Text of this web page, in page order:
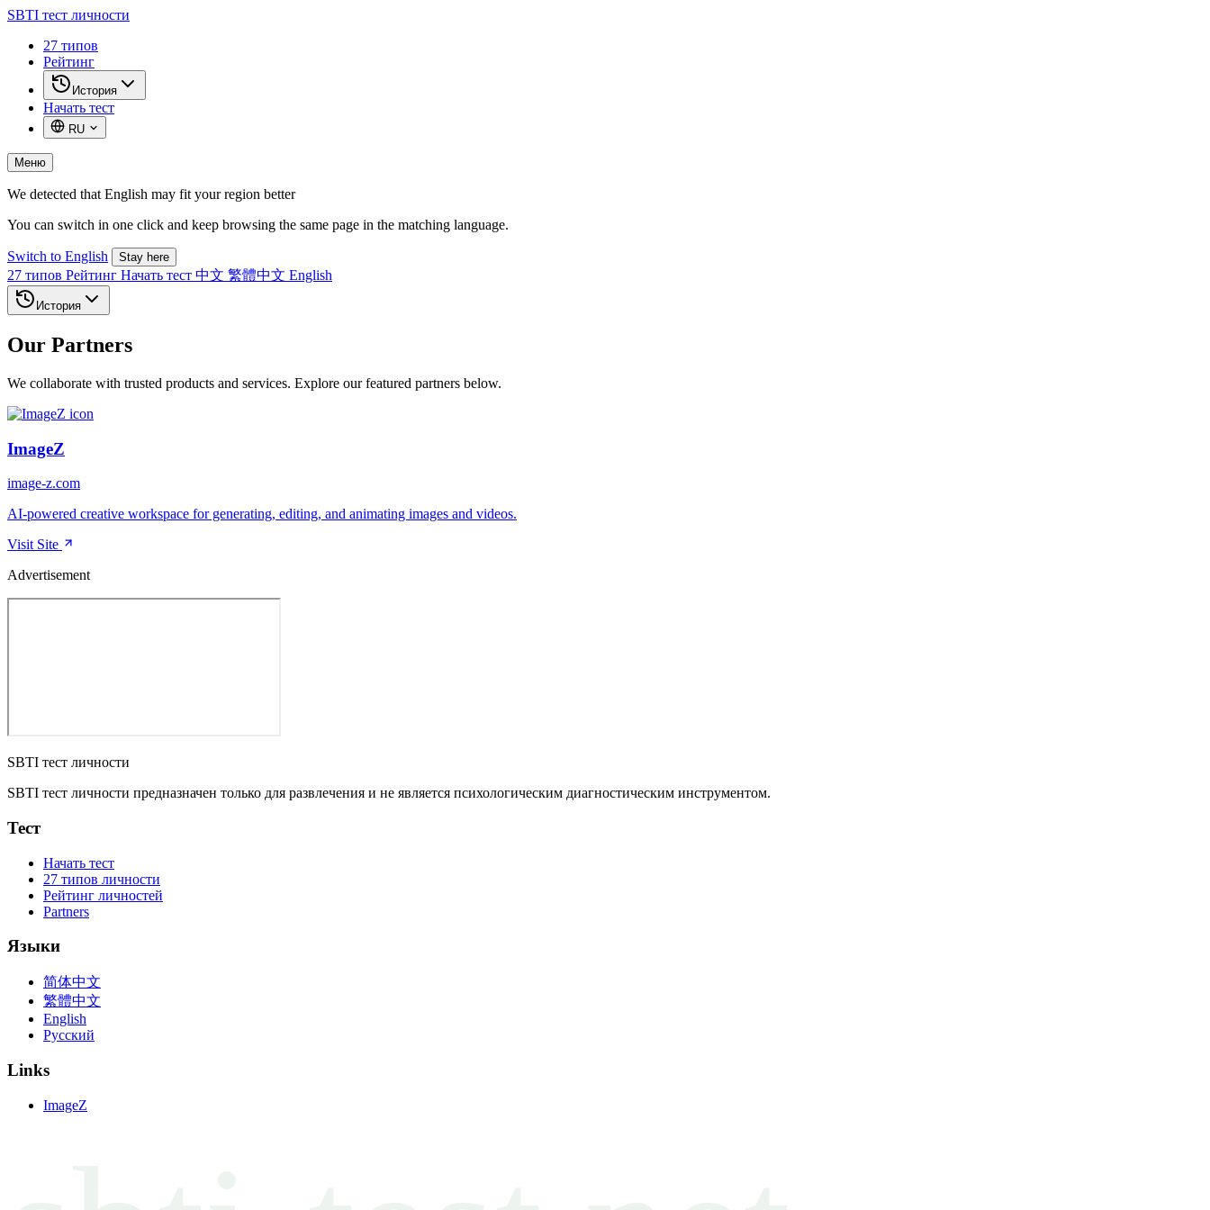
SBTI тест личности
27 типов
Рейтинг
История
Начать тест
RU
Меню
We detected that English may fit your region better
You can switch in one click and keep browsing the same page in the matching language.
Switch to English Stay here
27 типов Рейтинг Начать тест 中文 繁體中文 English
История
Our Partners
We collaborate with trusted products and services. Explore our featured partners below.
ImageZ
image-z.com
AI-powered creative workspace for generating, editing, and animating images and videos.
Visit Site
Advertisement
SBTI тест личности
SBTI тест личности предназначен только для развлечения и не является психологическим диагностическим инструментом.
Тест
Начать тест
27 типов личности
Рейтинг личностей
Partners
Языки
简体中文
繁體中文
English
Русский
Links
ImageZ